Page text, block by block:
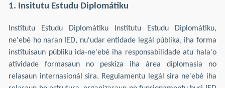
1. Insitutu Estudu Diplomátiku
Institutu Estudu Diplomátiku Institutu Estudu Diplomátiku,
ne'ebé ho naran IED, nu'udar entidade legál públika, iha forma
instituisaun públiku ida-ne'ebé iha responsabilidade atu hala'o
atividade formasaun no peskiza iha área diplomasia no
relasaun internasionál sira. Regulamentu legál sira ne'ebé iha